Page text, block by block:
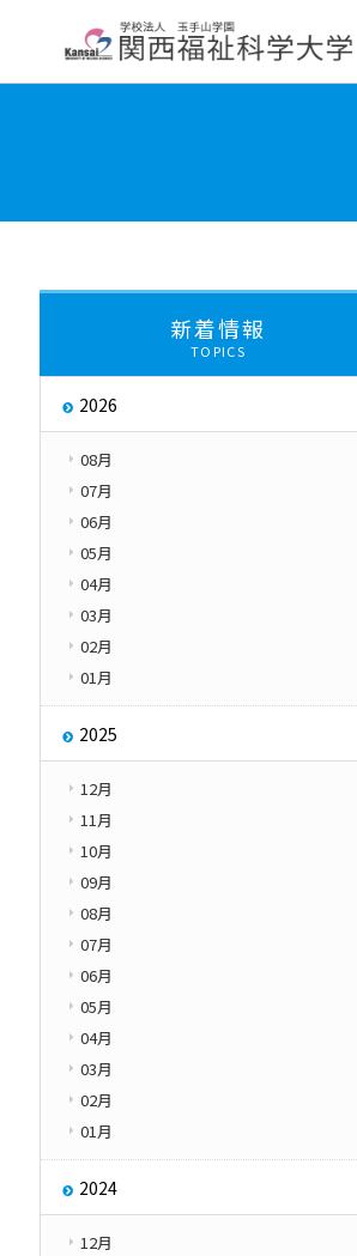
取り組み
その他
Other
新着情報
TOPICS
2026
08月
07月
06月
05月
04月
03月
02月
01月
2025
12月
11月
10月
09月
08月
07月
06月
05月
04月
03月
02月
01月
2024
12月